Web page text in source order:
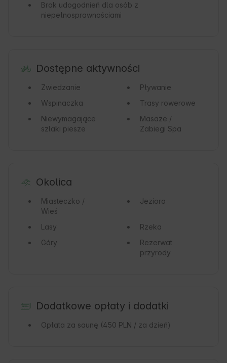
Brak udogodnień dla osób z
niepełnosprawnościami
Dostępne aktywności
Zwiedzanie
Pływanie
Wspinaczka
Trasy rowerowe
Niewymagające
szlaki piesze
Masaże /
Zabiegi Spa
Okolica
Miasteczko /
Wieś
Jezioro
Lasy
Rzeka
Góry
Rezerwat
przyrody
Dodatkowe opłaty i dodatki
Opłata za saunę (450 PLN / za dzień)